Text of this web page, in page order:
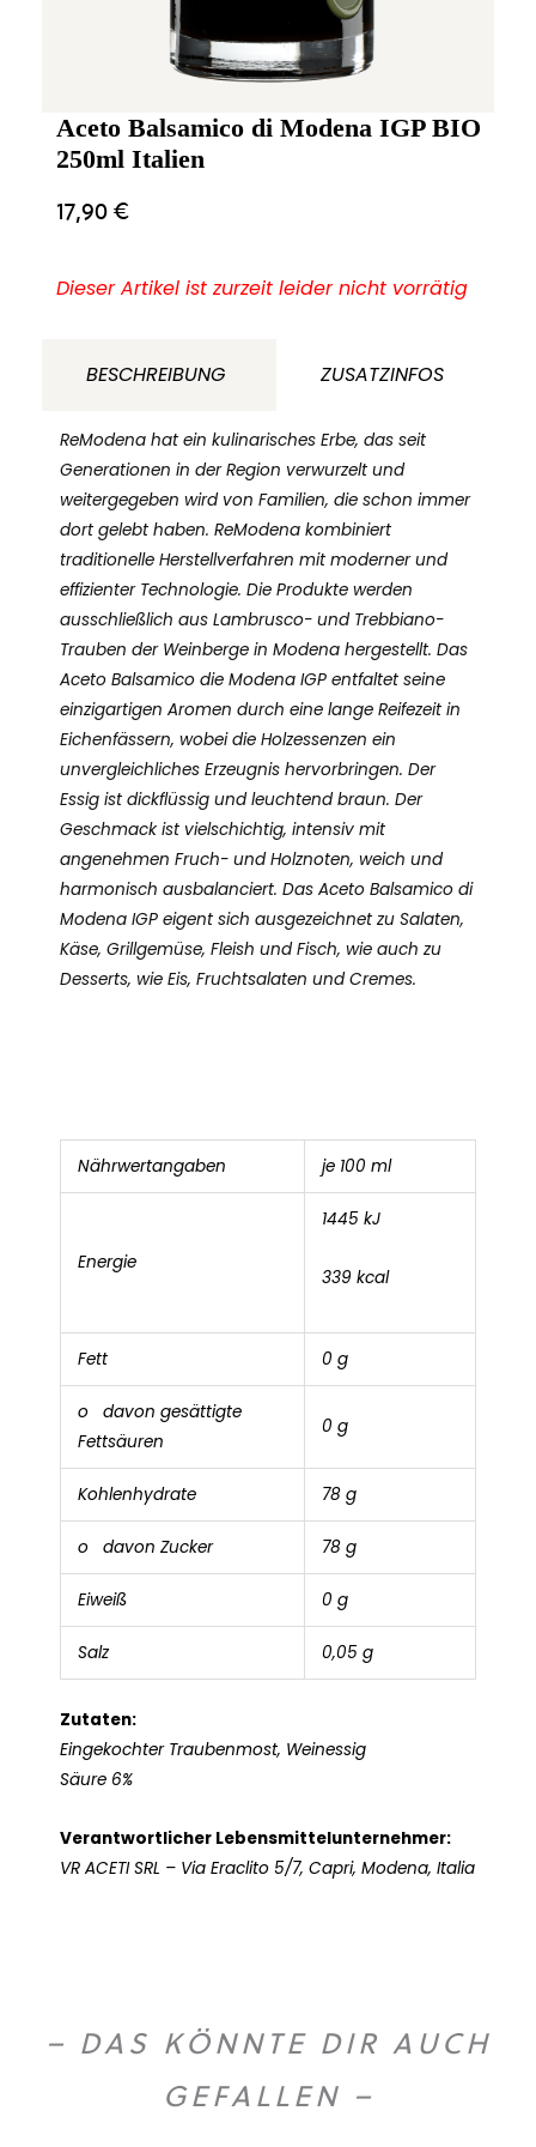
Aceto Balsamico di Modena IGP BIO
250ml Italien
17,90€
Dieser Artikel ist zurzeit leider nicht vorrätig
BESCHREIBUNG ZUSATZINFOS
ReModena hat ein kulinarisches Erbe, das seit
Generationen in der Region verwurzelt und
weitergegeben wird von Familien, die schon immer
dort gelebt haben. ReModena kombiniert
traditionelle Herstellverfahren mit moderner und
effizienter Technologie. Die Produkte werden
ausschließlich aus Lambrusco- und Trebbiano-
Trauben der Weinberge in Modena hergestellt. Das
Aceto Balsamico die Modena IGP entfaltet seine
einzigartigen Aromen durch eine lange Reifezeit in
Eichenfässern, wobei die Holzessenzen ein
unvergleichliches Erzeugnis hervorbringen. Der
Essig ist dickflüssig und leuchtend braun. Der
Geschmack ist vielschichtig, intensiv mit
angenehmen Fruch- und Holznoten, weich und
harmonisch ausbalanciert. Das Aceto Balsamico di
Modena IGP eigent sich ausgezeichnet zu Salaten,
Käse, Grillgemüse, Fleish und Fisch, wie auch zu
Desserts, wie Eis, Fruchtsalaten und Cremes.
Nährwertangaben je 100 ml
Energie
1445 kJ
339 kcal
Fett 0 g
o davon gesättigte
Fettsäuren
0 g
Kohlenhydrate 78 g
o davon Zucker 78 g
Eiweiß 0 g
Salz 0,05 g
Zutaten:
Eingekochter Traubenmost, Weinessig
Säure 6%
Verantwortlicher Lebensmittelunternehmer:
VR ACETI SRL – Via Eraclito 5/7, Capri, Modena, Italia
– DAS KÖNNTE DIR AUCH
GEFALLEN –